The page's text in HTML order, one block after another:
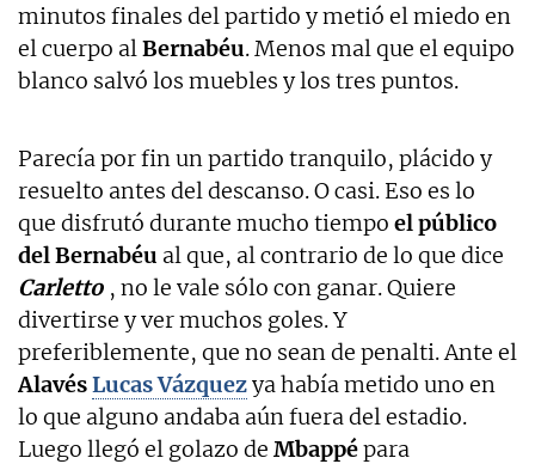
minutos finales del partido y metió el miedo en
el cuerpo alBernabéu. Menos mal que el equipo
blanco salvó los muebles y los tres puntos.
Parecía por fin un partido tranquilo, plácido y
resuelto antes del descanso. O casi. Eso es lo
que disfrutó durante mucho tiempo el público
del Bernabéu al que, al contrario de lo que dice
Carletto , no le vale sólo con ganar. Quiere
divertirse y ver muchos goles. Y
preferiblemente, que no sean de penalti. Ante el
AlavésLucas Vázquezya había metido uno en
lo que alguno andaba aún fuera del estadio.
Luego llegó el golazo de Mbappépara